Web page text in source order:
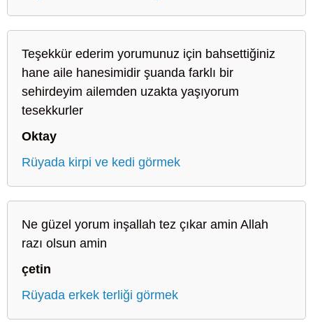
Teşekkür ederim yorumunuz için bahsettiğiniz
hane aile hanesimidir şuanda farklı bir
sehirdeyim ailemden uzakta yaşıyorum
tesekkurler
Oktay
Rüyada kirpi ve kedi görmek
Ne güzel yorum inşallah tez çıkar amin Allah
razı olsun amin
çetin
Rüyada erkek terliği görmek